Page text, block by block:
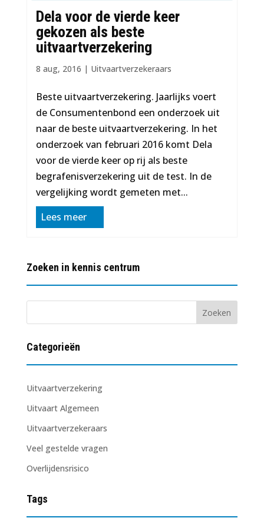
Dela voor de vierde keer
gekozen als beste
uitvaartverzekering
8 aug, 2016 | Uitvaartverzekeraars
Beste uitvaartverzekering. Jaarlijks voert
de Consumentenbond een onderzoek uit
naar de beste uitvaartverzekering. In het
onderzoek van februari 2016 komt Dela
voor de vierde keer op rij als beste
begrafenisverzekering uit de test. In de
vergelijking wordt gemeten met...
Lees meer
Zoeken in kennis centrum
Categorieën
Uitvaartverzekering
Uitvaart Algemeen
Uitvaartverzekeraars
Veel gestelde vragen
Overlijdensrisico
Tags